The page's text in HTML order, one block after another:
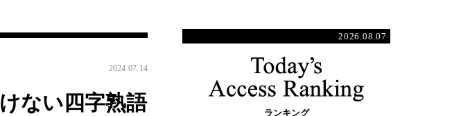
2024.07.14
ない四字熟語
2026.08.07
ランキング